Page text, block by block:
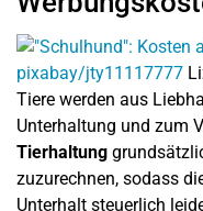
pixabay/jty11117777
Tiere werden aus
Unterhaltung und zum
Tierhaltung
zuzurechnen, sodass
Unterhalt steuerlich